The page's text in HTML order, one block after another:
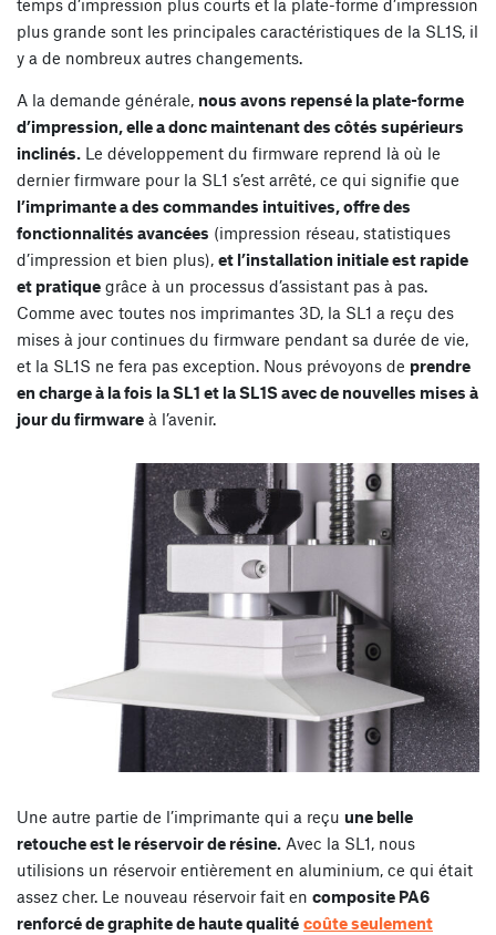
temps d’impression plus courts et la plate-forme d’impression
plus grande sont les principales caractéristiques de la SL1S, il
y a de nombreux autres changements.
A la demande générale, nous avons repensé la plate-forme
d’impression, elle a donc maintenant des côtés supérieurs
inclinés. Le développement du firmware reprend là où le
dernier firmware pour la SL1 s’est arrêté, ce qui signifie que
l’imprimante a des commandes intuitives, offre des
fonctionnalités avancées (impression réseau, statistiques
d’impression et bien plus), et l’installation initiale est rapide
et pratique grâce à un processus d’assistant pas à pas.
Comme avec toutes nos imprimantes 3D, la SL1 a reçu des
mises à jour continues du firmware pendant sa durée de vie,
et la SL1S ne fera pas exception. Nous prévoyons de prendre
en charge à la fois la SL1 et la SL1S avec de nouvelles mises à
jour du firmware à l’avenir.
Une autre partie de l’imprimante qui a reçu une belle
retouche est le réservoir de résine. Avec la SL1, nous
utilisions un réservoir entièrement en aluminium, ce qui était
assez cher. Le nouveau réservoir fait en composite PA6
renforcé de graphite de haute qualité coûte seulement